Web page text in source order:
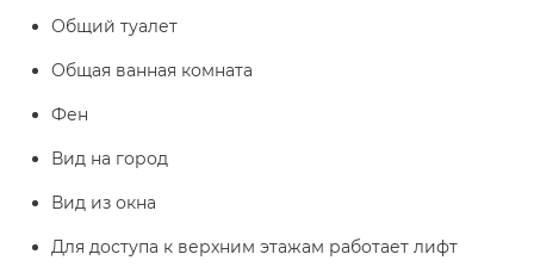
Общий туалет
Общая ванная комната
Фен
Вид на город
Вид из окна
Для доступа к верхним этажам работает лифт